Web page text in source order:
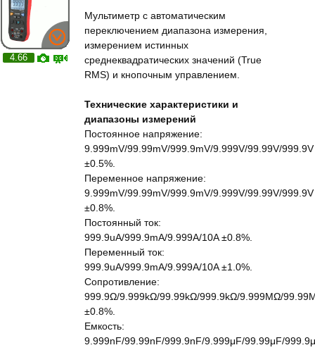
4.66
Мультиметр с автоматическим
переключением диапазона измерения,
измерением истинных
среднеквадратических значений (True
RMS) и кнопочным управлением.
Технические характеристики и
диапазоны измерений
Постоянное напряжение:
9.999mV/99.99mV/999.9mV/9.999V/99.99V/999.9V
±0.5%.
Переменное напряжение:
9.999mV/99.99mV/999.9mV/9.999V/99.99V/999.9V
±0.8%.
Постоянный ток:
999.9uA/999.9mA/9.999A/10A ±0.8%.
Переменный ток:
999.9uA/999.9mA/9.999A/10A ±1.0%.
Сопротивление:
999.9Ω/9.999kΩ/99.99kΩ/999.9kΩ/9.999MΩ/
±0.8%.
Емкость:
9.999nF/99.99nF/999.9nF/9.999μF/99.99μF/